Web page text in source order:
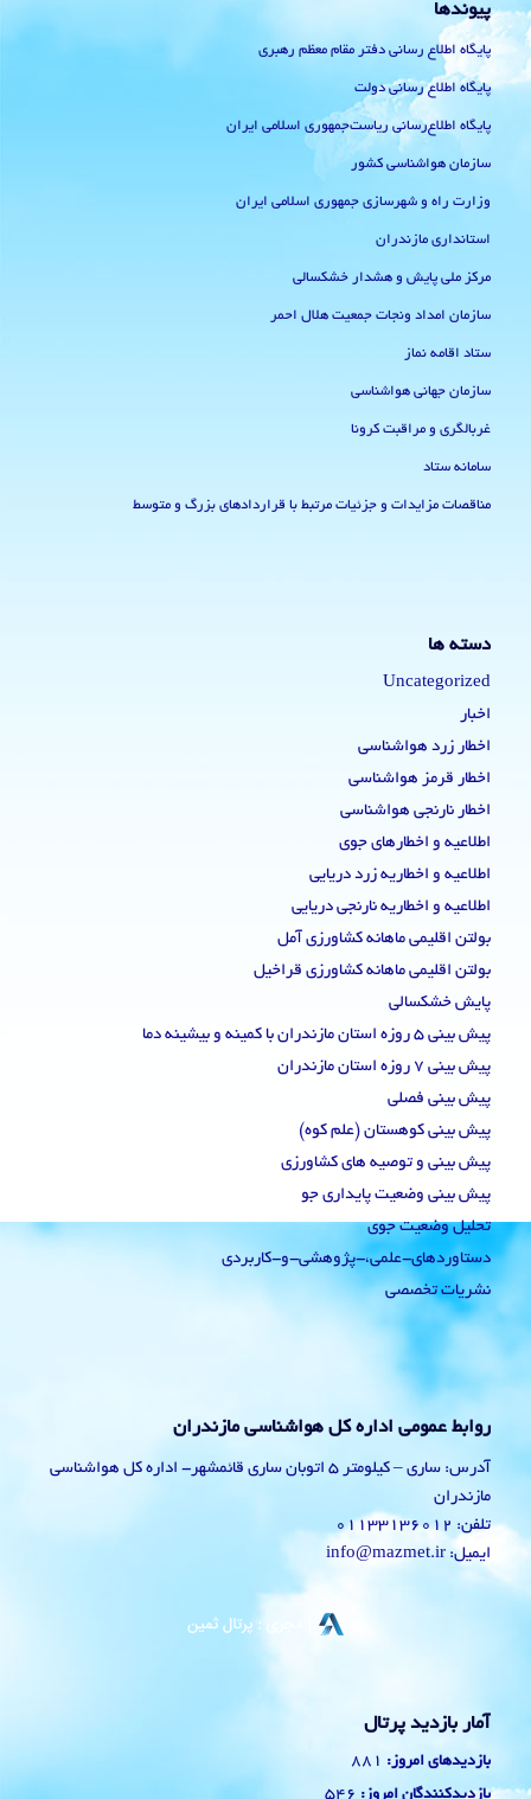
پیوندها
پایگاه اطلاع رسانی دفتر مقام معظم رهبری
پایگاه اطلاع رسانی دولت
پایگاه اطلاع‌رسانی ریاست‌جمهوری اسلامی ایران
سازمان هواشناسی کشور
وزارت راه و شهرسازی جمهوری اسلامی ایران
استانداری مازندران
مرکز ملی پایش و هشدار خشکسالی
سازمان امداد ونجات جمعیت هلال احمر
ستاد اقامه نماز
سازمان جهانی هواشناسی
غربالگری و مراقبت کرونا
سامانه ستاد
مناقصات مزایدات و جزئیات مرتبط با قراردادهای بزرگ و متوسط
دسته ها
Uncategorized
اخبار
اخطار زرد هواشناسی
اخطار قرمز هواشناسی
اخطار نارنجی هواشناسی
اطلاعیه و اخطارهای جوی
اطلاعیه و اخطاریه زرد دریایی
اطلاعیه و اخطاریه نارنجی دریایی
بولتن اقلیمی ماهانه کشاورزی آمل
بولتن اقلیمی ماهانه کشاورزی قراخیل
پایش خشکسالی
پیش بینی 5 روزه استان مازندران با کمینه و بیشینه دما
پیش بینی 7 روزه استان مازندران
پیش بینی فصلی
پیش بینی کوهستان (علم کوه)
پیش بینی و توصیه های کشاورزی
پیش بینی وضعیت پایداری جو
تحلیل وضعیت جوی
دستاوردهای-علمی،-پژوهشی-و-کاربردی
نشریات تخصصی
روابط عمومی اداره کل هواشناسی مازندران
آدرس: ساری – کیلومتر 5 اتوبان ساری قائمشهر- اداره کل هواشناسی
مازندران
تلفن: 01133136012
ایمیل: info@mazmet.ir
آمار بازدید پرتال
بازدیدهای امروز: 881
546